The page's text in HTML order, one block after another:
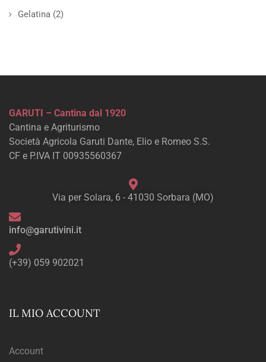
Gelatina (2)
GARUTI – Cantina dal 1920
Cantina e Agriturismo
Società Agricola Garuti Dante, Elio e Romeo S.S.
CF e P.IVA IT 00935560367
Via per Solara, 6 - 41030 Sorbara (MO)
info@garutivini.it
(+39) 059 902021
IL MIO ACCOUNT
Account